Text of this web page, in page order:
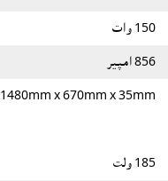
150 وات
856 امپیر
1480mm x 670mm x 35mm
185 ولت